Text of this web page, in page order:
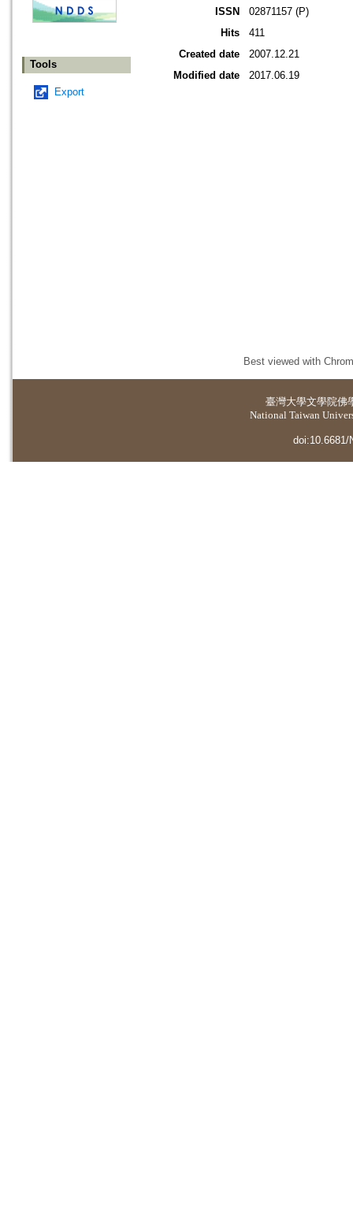
Tools
Export
ISSN
02871157 (P)
Hits
411
Created date
2007.12.21
Modified date
2017.06.19
Best viewed with
臺灣大學文學院佛
National Taiwan
doi:10.6681/